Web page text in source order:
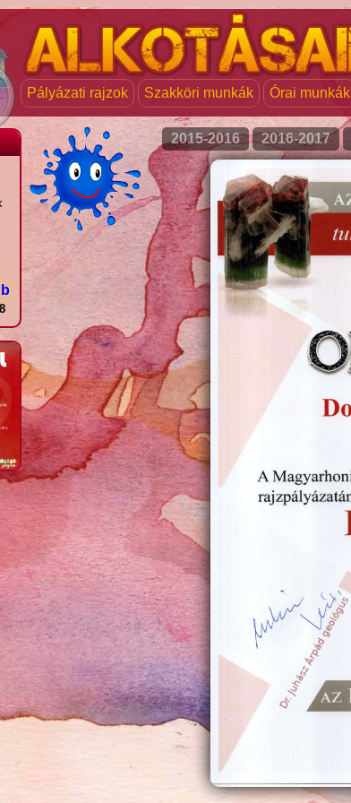
Pályázati rajzok Szakköri munkák Órai munkák
2015-2016 2016-2017